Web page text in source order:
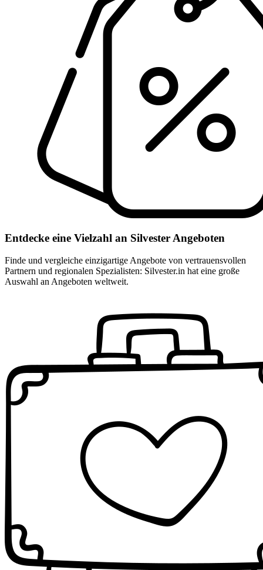
Entdecke eine Vielzahl an Silvester Angeboten
Finde und vergleiche einzigartige Angebote von vertrauensvollen
Partnern und regionalen Spezialisten: Silvester.in hat eine große
Auswahl an Angeboten weltweit.